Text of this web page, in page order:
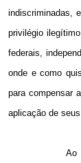
indiscriminadas,
privilégio
federais,
onde e como
para compensar
aplicação de
Ao